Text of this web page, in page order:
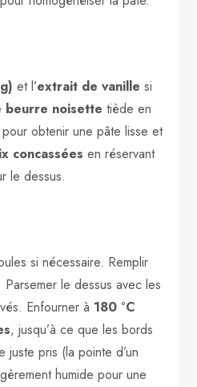
et l’extrait de vanille si
beurre noisette tiède en
obtenir une pâte lisse et
concassées en réservant
le dessus.
si nécessaire. Remplir
le dessus avec les
Enfourner à 180 °C
, jusqu’à ce que les bords
pris (la pointe d’un
humide pour une